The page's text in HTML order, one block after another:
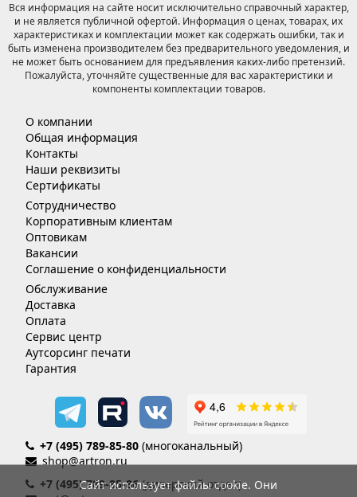
Вся информация на сайте носит исключительно справочный характер,
и не является публичной офертой. Информация о ценах, товарах, их
характеристиках и комплектации может как содержать ошибки, так и
быть изменена производителем без предварительного уведомления, и
не может быть основанием для предъявления каких-либо претензий.
Пожалуйста, уточняйте существенные для вас характеристики и
компоненты комплектации товаров.
О компании
Общая информация
Контакты
Наши реквизиты
Сертификаты
Сотрудничество
Корпоративным клиентам
Оптовикам
Вакансии
Соглашение о конфиденциальности
Обслуживание
Доставка
Оплата
Сервис центр
Аутсорсинг печати
Гарантия
+7 (495) 789-85-80 (многоканальный)
shop@artron.ru
+7 (495) 789-85-86(дилерский отдел)
Сайт использует файлы cookie. Они